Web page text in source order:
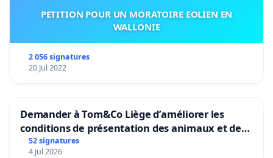
PETITION POUR UN MORATOIRE EOLIEN EN
WALLONIE
2 056 signatures
20 Jul 2022
Demander à Tom&Co Liège d’améliorer les
conditions de présentation des animaux et de
mettre fin à la vente d’animaux en magasin
52 signatures
4 Jul 2026